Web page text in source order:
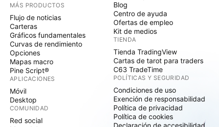
MÁS PRODUCTOS
Flujo de noticias
Carteras
Gráficos fundamentales
Curvas de rendimiento
Opciones
Mapas macro
Pine Script®
APLICACIONES
Móvil
Desktop
COMUNIDAD
Red social
Blog
Centro de ayuda
Ofertas de empleo
Kit de medios
TIENDA
Tienda TradingView
Cartas de tarot para traders
C63 TradeTime
POLÍTICAS Y SEGURIDAD
Condiciones de uso
Exención de responsabilidad
Política de privacidad
Política de cookies
Declaración de accesibilidad